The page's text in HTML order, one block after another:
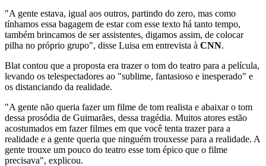
"A gente estava, igual aos outros, partindo do zero, mas como
tínhamos essa bagagem de estar com esse texto há tanto tempo,
também brincamos de ser assistentes, digamos assim, de colocar
pilha no próprio grupo", disse Luisa em entrevista à CNN.
Blat contou que a proposta era trazer o tom do teatro para a película,
levando os telespectadores ao "sublime, fantasioso e inesperado" e
os distanciando da realidade.
"A gente não queria fazer um filme de tom realista e abaixar o tom
dessa prosódia de Guimarães, dessa tragédia. Muitos atores estão
acostumados em fazer filmes em que você tenta trazer para a
realidade e a gente queria que ninguém trouxesse para a realidade. A
gente trouxe um pouco do teatro esse tom épico que o filme
precisava", explicou.